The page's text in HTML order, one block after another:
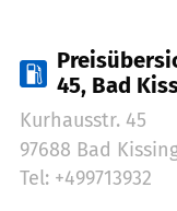
45, Bad
Kurhausstr. 45
97688 Bad
Tel: +499713932